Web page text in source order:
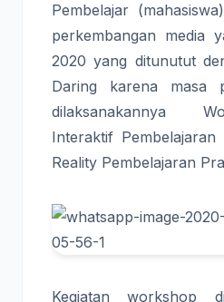
Pembelajar
perkembangan media
2020 yang ditunutut
Daring karena masa
dilaksanakannya
Interaktif
Reality Pembelajaran
Kegiatan workshop